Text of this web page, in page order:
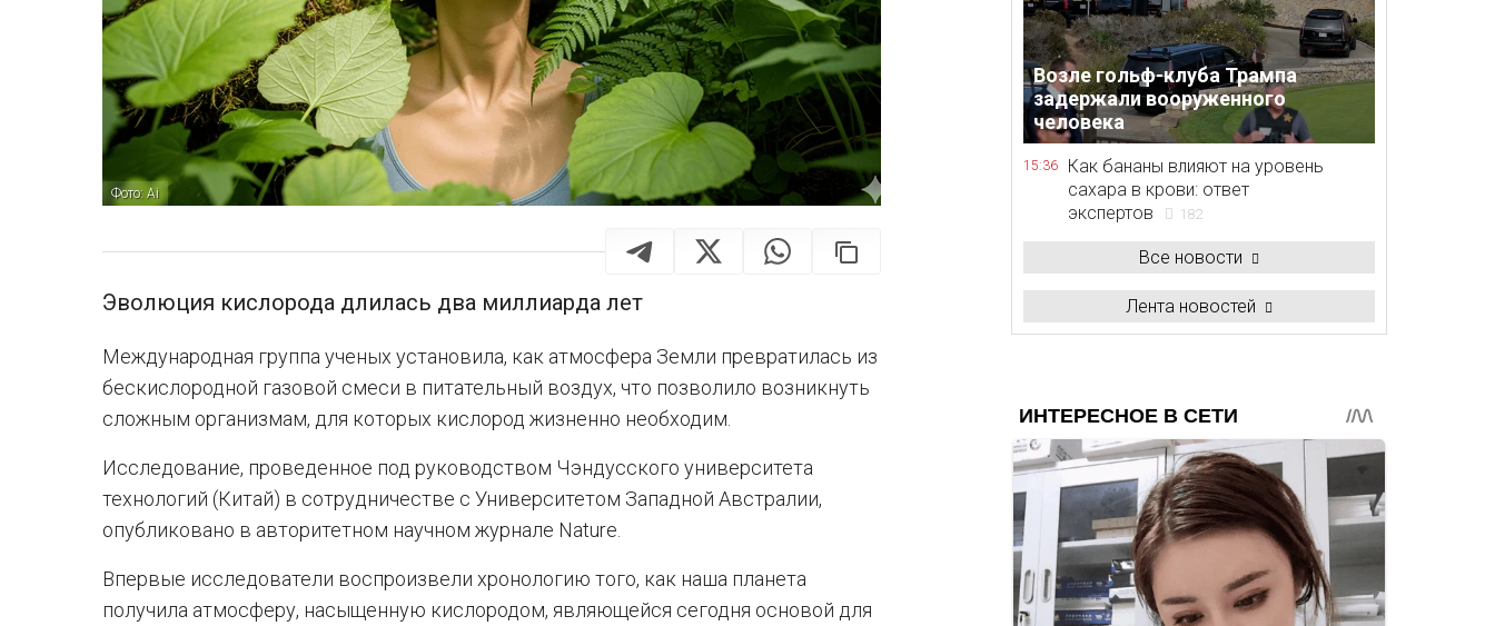
Фото: Аi
Эволюция кислорода длилась два миллиарда лет
Международная группа ученых установила, как атмосфера Земли превратилась из
бескислородной газовой смеси в питательный воздух, что позволило возникнуть
сложным организмам, для которых кислород жизненно необходим.
Исследование, проведенное под руководством Чэндусского университета
технологий (Китай) в сотрудничестве с Университетом Западной Австралии,
опубликовано в авторитетном научном журнале Nature.
Впервые исследователи воспроизвели хронологию того, как наша планета
получила атмосферу, насыщенную кислородом, являющейся сегодня основой для
Возле гольф-клуба Трампа
задержали вооруженного
человека
15:36
Как бананы влияют на уровень
сахара в крови: ответ
экспертов
182
Все новости
Лента новостей